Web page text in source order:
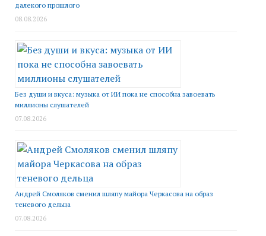
далекого прошлого
08.08.2026
Без души и вкуса: музыка от ИИ пока не способна завоевать
миллионы слушателей
07.08.2026
Андрей Смоляков сменил шляпу майора Черкасова на образ
теневого дельца
07.08.2026